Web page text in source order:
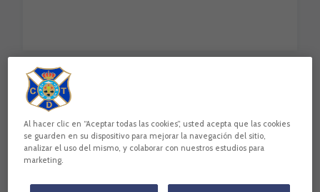
Al hacer clic en “Aceptar todas las cookies”, usted acepta que las cookies
se guarden en su dispositivo para mejorar la navegación del sitio,
analizar el uso del mismo, y colaborar con nuestros estudios para
marketing.